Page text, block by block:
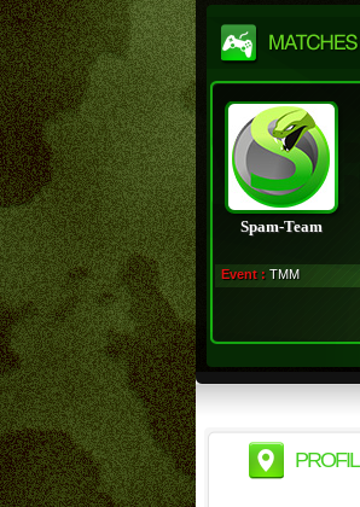
Spam-Team
Event : TMM
PROFIL